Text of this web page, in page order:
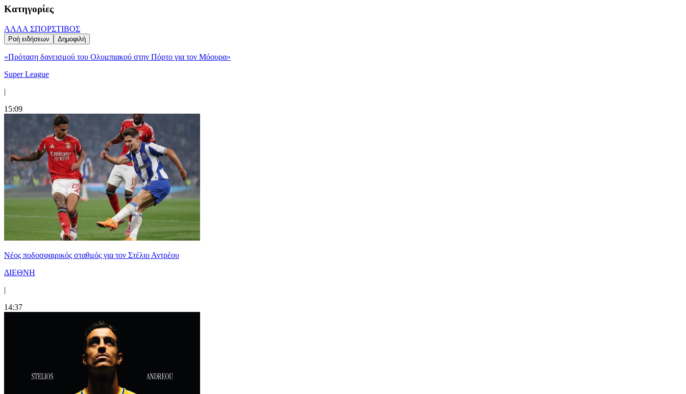
Κατηγορίες
ΑΛΛΑ ΣΠΟΡΣΤΙΒΟΣ
Ροή ειδήσεων Δημοφιλή
«Πρόταση δανεισμού του Ολυμπιακού στην Πόρτο για τον Μόουρα»
Super League
|
15:09
Νέος ποδοσφαιρικός σταθμός για τον Στέλιο Αντρέου
ΔΙΕΘΝΗ
|
14:37